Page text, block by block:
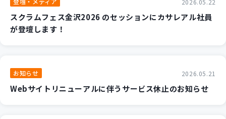
スクラムフェス金沢2026 のセッションにカサレアル社員
が登壇します！
お知らせ 2026.05.21
Webサイトリニューアルに伴うサービス休止のお知らせ